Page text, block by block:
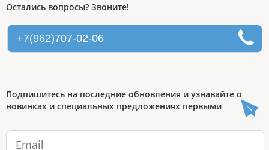
Остались вопросы? Звоните!
+7(962)707-02-06
Подпишитесь на последние обновления и узнавайте о
новинках и специальных предложениях первыми